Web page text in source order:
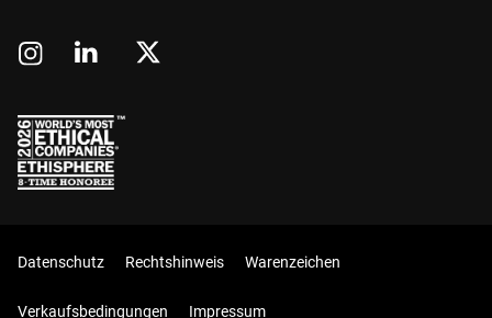
Datenschutz Rechtshinweis Warenzeichen
Verkaufsbedingungen Impressum